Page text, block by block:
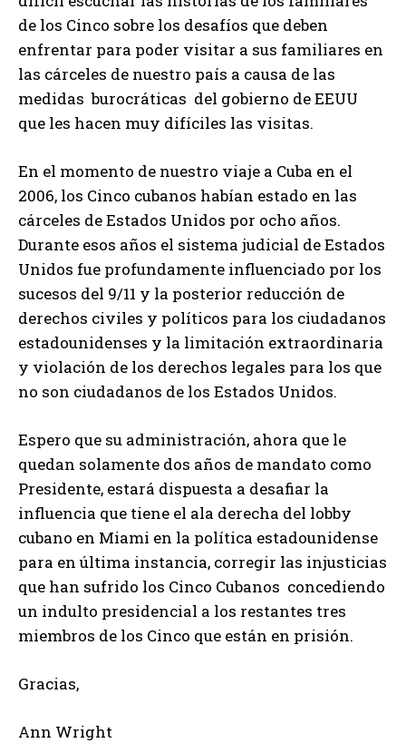
de los Cinco sobre los desafíos que deben
enfrentar para poder visitar a sus familiares en
las cárceles de nuestro país a causa de las
medidas burocráticas del gobierno de EEUU
que les hacen muy difíciles las visitas.
En el momento de nuestro viaje a Cuba en el
2006, los Cinco cubanos habían estado en las
cárceles de Estados Unidos por ocho años.
Durante esos años el sistema judicial de Estados
Unidos fue profundamente influenciado por los
sucesos del 9/11 y la posterior reducción de
derechos civiles y políticos para los ciudadanos
estadounidenses y la limitación extraordinaria
y violación de los derechos legales para los que
no son ciudadanos de los Estados Unidos.
Espero que su administración, ahora que le
quedan solamente dos años de mandato como
Presidente, estará dispuesta a desafiar la
influencia que tiene el ala derecha del lobby
cubano en Miami en la política estadounidense
para en última instancia, corregir las injusticias
que han sufrido los Cinco Cubanos concediendo
un indulto presidencial a los restantes tres
miembros de los Cinco que están en prisión.
Gracias,
Ann Wright